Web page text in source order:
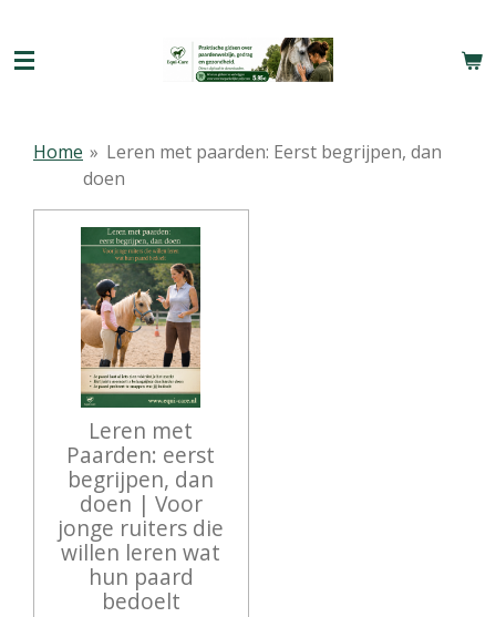
direct
naar
Home » Leren met paarden: Eerst begrijpen, dan
doen
Leren met
Paarden: eerst
begrijpen, dan
doen | Voor
jonge ruiters die
willen leren wat
hun paard
bedoelt